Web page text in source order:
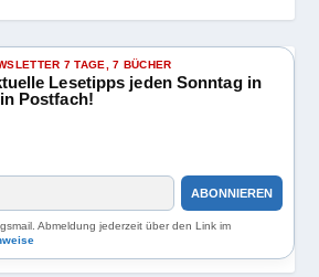
7 TAGE, 7 BÜCHER
Lesetipps jeden Sonntag in
Postfach!
ABONNIEREN
Abmeldung jederzeit über den Link im